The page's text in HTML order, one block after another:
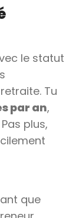
le statut
Tu
par an,
plus,
que